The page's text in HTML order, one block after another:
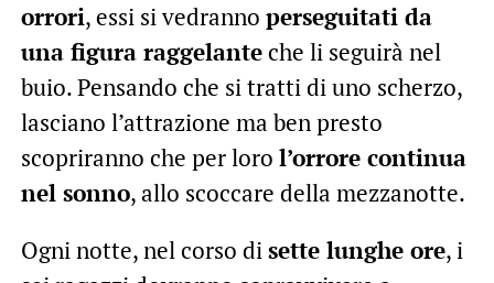
orrori, essi si vedranno perseguitati da
una figura raggelanteche li seguirà nel
buio. Pensando che si tratti di uno scherzo,
lasciano l’attrazione ma ben presto
scopriranno che per loro l’orrore continua
nel sonno, allo scoccare della mezzanotte.
Ogni notte, nel corso disette lunghe ore, i